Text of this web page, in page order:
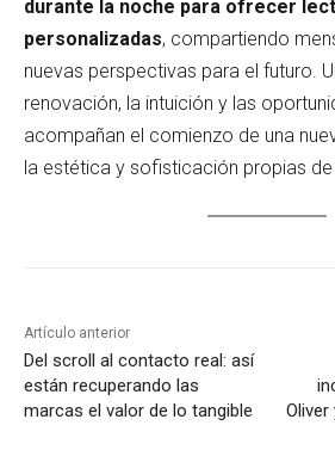
durante la noche para ofrecer
personalizadas, compartiendo
nuevas perspectivas para el futuro.
renovación, la intuición y las
acompañan el comienzo de una
la estética y sofisticación propias de
Artículo anterior
Del scroll al contacto real: así
están recuperando las
marcas el valor de lo tangible
Oliver